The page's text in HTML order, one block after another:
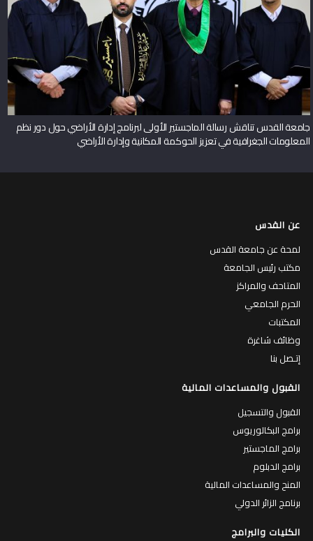
جامعة القدس تناقش رسالة الماجستير الأولى لبرنامج إدارة الأراضي حول دور نظم
المعلومات الجغرافية في تعزيز الحوكمة المكانية وإدارة الأراضي
عن القدس
لمحة عن جامعة القدس
مكتب رئيس الجامعة
المتاحف والمراكز
الحرم الجامعي
المكتبات
وظائف شاغرة
إتـصل بنا
القبول والمساعدات المالية
القبول والتسجيل
برامج البكالوريوس
برامج الماجستير
برامج الدبلوم
المنح والمساعدات المالية
برنامج الزائر الدولي
الكليات والبرامج